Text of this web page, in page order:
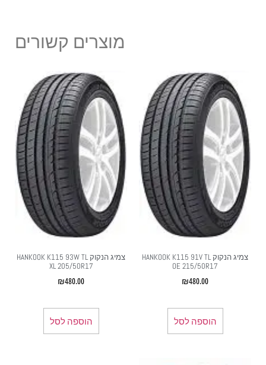
מוצרים קשורים
צמיג הנקוק HANKOOK K115 91V TL
OE 215/50R17
₪480.00
הוספה לסל
צמיג הנקוק HANKOOK K115 93W TL
XL 205/50R17
₪480.00
הוספה לסל